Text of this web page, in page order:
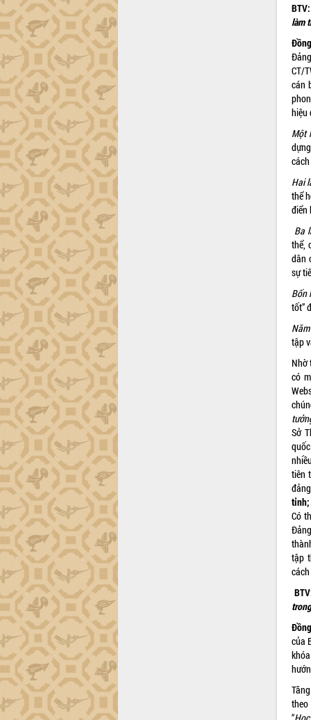
làm
Đ
CT/
cán
hiệu
Một
Hai
thể
điển
Ba
thể,
dân
sự
Bốn
tốt”
tập
Nhờ
có
Sở
tiên
tỉnh
Có
tập
Đ
của
theo